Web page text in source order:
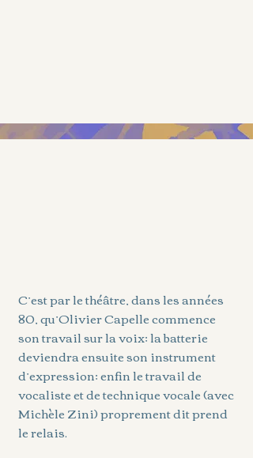
C’est par le théâtre, dans les années
80, qu’Olivier Capelle commence
son travail sur la voix; la batterie
deviendra ensuite son instrument
d’expression; enfin le travail de
vocaliste et de technique vocale (avec
Michèle Zini) proprement dit prend
le relais.